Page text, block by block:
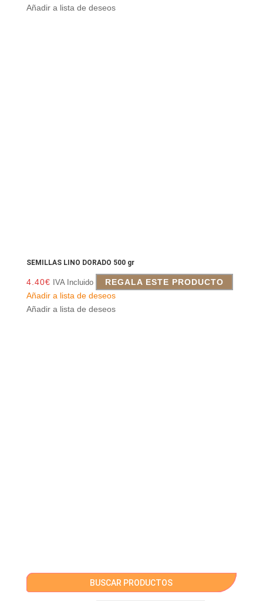
Añadir a lista de deseos
SEMILLAS LINO DORADO 500 gr
4.40€ IVA Incluido
REGALA ESTE PRODUCTO
Añadir a lista de deseos
Añadir a lista de deseos
BUSCAR PRODUCTOS